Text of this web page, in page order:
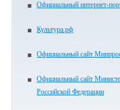
Официальный интернет-
Культура.рф
Официальный сайт
Официальный сайт
Российской Федерации